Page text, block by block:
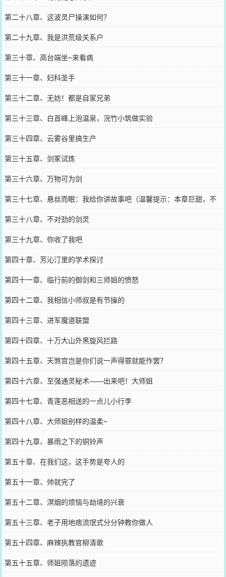
第二十八章、这波灵尸操演如何？
第二十九章、我是洪荒级关系户
第三十章、高台端坐~来看病
第三十一章、妇科圣手
第三十二章、无妨！都是自家兄弟
第三十三章、白首峰上泡温泉，浣竹小筑做实验
第三十四章、云雾谷里搞生产
第三十五章、剑冢试炼
第三十六章、万物可为剑
第三十七章、悬丝而眠：我给你讲故事吧（温馨提示：本章巨甜，不
容错过）
第三十八章、不对劲的剑灵
第三十九章、你收了我吧
第四十章、芳沁汀里的学术探讨
第四十一章、临行前的御剑和三师姐的愤怒
第四十二章、我相信小师叔是有节操的
第四十三章、进军魔道联盟
第四十四章、十万大山外黑旋风拦路
第四十五章、天煞宫岂是你们说一声得罪就能作罢？
第四十六章、至强通灵秘术——出来吧！大师姐
第四十七章、青莲恶相送的一点儿小行李
第四十八章、大师姐别样的温柔~
第四十九章、暴雨之下的铜铃声
第五十章、在我们这，这手势是夸人的
第五十一章、帅就完了
第五十二章、溟烟的烦恼与劫境的兴衰
第五十三章、老子用地痞流氓式分分钟教你做人
第五十四章、麻辣执教官柳清歌
第五十五章、师姐陨落的遗迹